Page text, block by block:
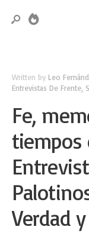
Written by Leo
Entrevistas De Frente
Fe,
tiempos
Verdad